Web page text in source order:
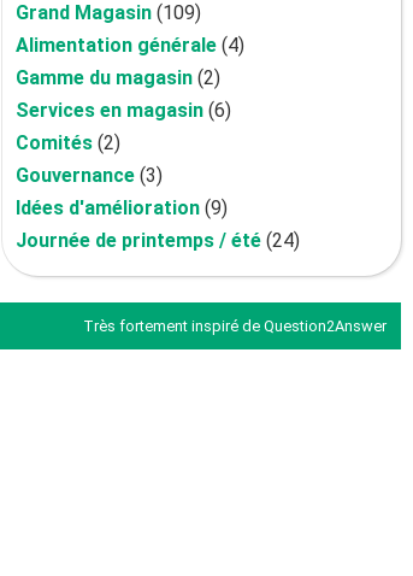
Grand Magasin (109)
Alimentation générale (4)
Gamme du magasin (2)
Services en magasin (6)
Comités (2)
Gouvernance (3)
Idées d'amélioration (9)
Journée de printemps / été (24)
Très fortement inspiré de Question2Answer